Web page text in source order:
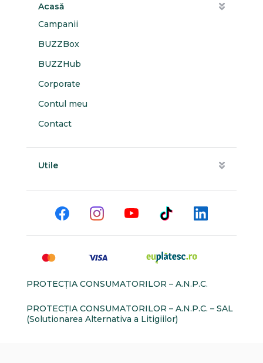
Acasă
Campanii
BUZZBox
BUZZHub
Corporate
Contul meu
Contact
Utile
PROTECŢIA CONSUMATORILOR – A.N.P.C.
PROTECŢIA CONSUMATORILOR – A.N.P.C. – SAL
(Solutionarea Alternativa a Litigiilor)